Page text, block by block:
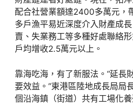
配合社營業額達2400多萬元，
多戶漁平易近深度介入財產成
賣、失業務工等多種好處聯絡
戶均增收2.5萬元以上。
靠海吃海，有了新服法。“延長
要效益。”東港區陸地成長局局
個沿海鎮（街道）共有工場化